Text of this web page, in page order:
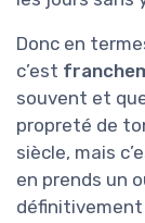
Donc en
c’est
souvent et
propreté de
siècle, mais
en prends un